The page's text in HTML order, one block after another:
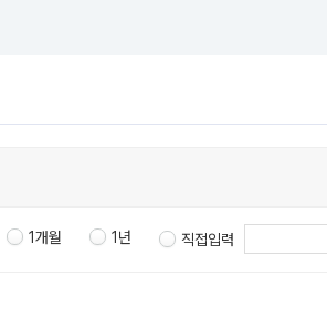
1개월 1년 직접입력